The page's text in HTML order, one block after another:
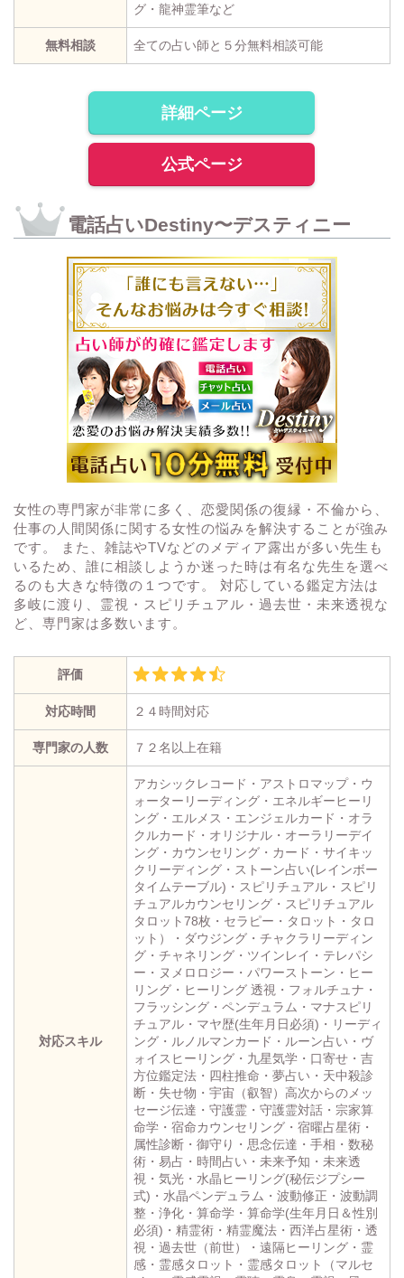
グ・龍神霊筆など
無料相談 全ての占い師と５分無料相談可能
詳細ページ
公式ページ
電話占いDestiny〜デスティニー
女性の専門家が非常に多く、恋愛関係の復縁・不倫から、
仕事の人間関係に関する女性の悩みを解決することが強み
です。 また、雑誌やTVなどのメディア露出が多い先生も
いるため、誰に相談しようか迷った時は有名な先生を選べ
るのも大きな特徴の１つです。 対応している鑑定方法は
多岐に渡り、霊視・スピリチュアル・過去世・未来透視な
ど、専門家は多数います。
評価
対応時間 ２４時間対応
専門家の人数 ７２名以上在籍
対応スキル
アカシックレコード・アストロマップ・ウ
ォーターリーディング・エネルギーヒーリ
ング・エルメス・エンジェルカード・オラ
クルカード・オリジナル・オーラリーデイ
ング・カウンセリング・カード・サイキッ
クリーディング・ストーン占い(レインボー
タイムテーブル)・スピリチュアル・スピリ
チュアルカウンセリング・スピリチュアル
タロット78枚・セラピー・タロット・タロ
ット）・ダウジング・チャクラリーディン
グ・チャネリング・ツインレイ・テレパシ
ー・ヌメロロジー・パワーストーン・ヒー
リング・ヒーリング 透視・フォルチュナ・
フラッシング・ペンデュラム・マナスピリ
チュアル・マヤ歴(生年月日必須)・リーディ
ング・ルノルマンカード・ルーン占い・ヴ
ォイスヒーリング・九星気学・口寄せ・吉
方位鑑定法・四柱推命・夢占い・天中殺診
断・失せ物・宇宙（叡智）高次からのメッ
セージ伝達・守護霊・守護霊対話・宗家算
命学・宿命カウンセリング・宿曜占星術・
属性診断・御守り・思念伝達・手相・数秘
術・易占・時間占い・未来予知・未来透
視・気光・水晶ヒーリング(秘伝ジプシー
式)・水晶ペンデュラム・波動修正・波動調
整・浄化・算命学・算命学(生年月日＆性別
必須)・精霊術・精霊魔法・西洋占星術・透
視・過去世（前世）・遠隔ヒーリング・霊
感・霊感タロット・霊感タロット（マルセ